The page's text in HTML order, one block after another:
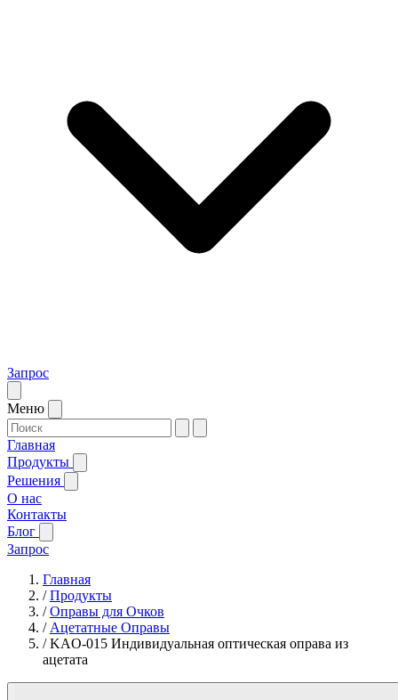
Запрос
Меню
Главная
Продукты
Решения
О нас
Контакты
Блог
Запрос
Главная
/Продукты
/Оправы для Очков
/ Ацетатные Оправы
/KAO-015 Индивидуальная оптическая оправа из
ацетата